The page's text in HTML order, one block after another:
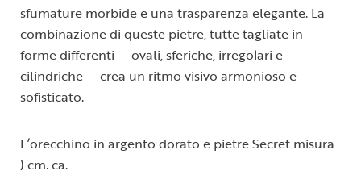
sfumature morbide e una trasparenza elegante. La
combinazione di queste pietre, tutte tagliate in
forme differenti — ovali, sferiche, irregolari e
cilindriche — crea un ritmo visivo armonioso e
sofisticato.
L’orecchino in argento dorato e pietre Secret misura
) cm. ca.